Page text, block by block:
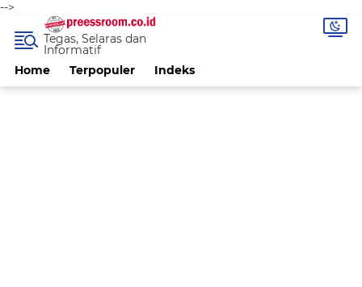
-->
Home Terpopuler Indeks
Tegas, Selaras dan
Informatif